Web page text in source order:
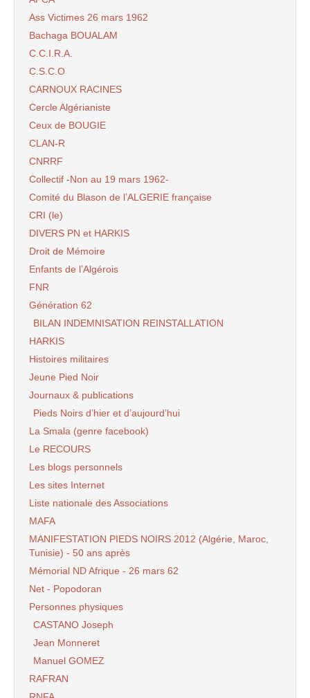
Ass Victimes 26 mars 1962
Bachaga BOUALAM
C.C.I.R.A.
C.S.C.O
CARNOUX RACINES
Cercle Algérianiste
Ceux de BOUGIE
CLAN-R
CNRRF
Collectif -Non au 19 mars 1962-
Comité du Blason de l’ALGERIE française
CRI (le)
DIVERS PN et HARKIS
Droit de Mémoire
Enfants de l’Algérois
FNR
Génération 62
BILAN INDEMNISATION REINSTALLATION
HARKIS
Histoires militaires
Jeune Pied Noir
Journaux & publications
Pieds Noirs d’hier et d’aujourd’hui
La Smala (genre facebook)
Le RECOURS
Les blogs personnels
Les sites Internet
Liste nationale des Associations
MAFA
MANIFESTATION PIEDS NOIRS 2012 (Algérie, Maroc,
Tunisie) - 50 ans après
Mémorial ND Afrique - 26 mars 62
Net - Popodoran
Personnes physiques
CASTANO Joseph
Jean Monneret
Manuel GOMEZ
RAFRAN